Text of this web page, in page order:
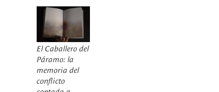
El Caballero del
Páramo: la
memoria del
conflicto